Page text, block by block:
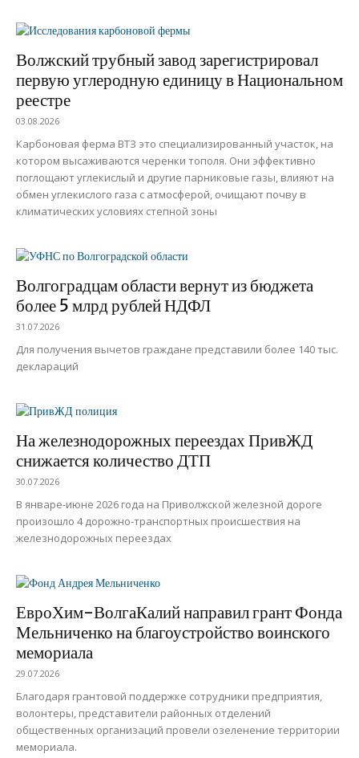
Волжский трубный завод зарегистрировал
первую углеродную единицу в Национальном
реестре
03.08.2026
Карбоновая ферма ВТЗ это специализированный участок, на
котором высаживаются черенки тополя. Они эффективно
поглощают углекислый и другие парниковые газы, влияют на
обмен углекислого газа с атмосферой, очищают почву в
климатических условиях степной зоны
Волгоградцам области вернут из бюджета
более 5 млрд рублей НДФЛ
31.07.2026
Для получения вычетов граждане представили более 140 тыс.
деклараций
На железнодорожных переездах ПривЖД
снижается количество ДТП
30.07.2026
В январе-июне 2026 года на Приволжской железной дороге
произошло 4 дорожно-транспортных происшествия на
железнодорожных переездах
ЕвроХим-ВолгаКалий направил грант Фонда
Мельниченко на благоустройство воинского
мемориала
29.07.2026
Благодаря грантовой поддержке сотрудники предприятия,
волонтеры, представители районных отделений
общественных организаций провели озеленение территории
мемориала.